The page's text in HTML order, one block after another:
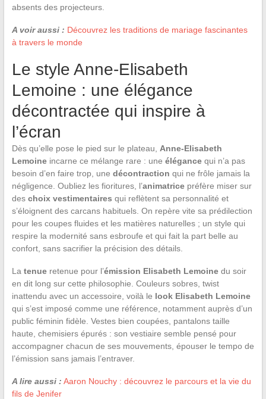
absents des projecteurs.
A voir aussi : Découvrez les traditions de mariage fascinantes
à travers le monde
Le style Anne-Elisabeth
Lemoine : une élégance
décontractée qui inspire à
l’écran
Dès qu’elle pose le pied sur le plateau, Anne-Elisabeth
Lemoineincarne ce mélange rare : une élégancequi n’a pas
besoin d’en faire trop, une décontraction qui ne frôle jamais la
négligence. Oubliez les fioritures, l’animatricepréfère miser sur
des choix vestimentaires qui reflètent sa personnalité et
s’éloignent des carcans habituels. On repère vite sa prédilection
pour les coupes fluides et les matières naturelles ; un style qui
respire la modernité sans esbroufe et qui fait la part belle au
confort, sans sacrifier la précision des détails.
La tenueretenue pour l’émission Elisabeth Lemoinedu soir
en dit long sur cette philosophie. Couleurs sobres, twist
inattendu avec un accessoire, voilà le look Elisabeth Lemoine
qui s’est imposé comme une référence, notamment auprès d’un
public féminin fidèle. Vestes bien coupées, pantalons taille
haute, chemisiers épurés : son vestiaire semble pensé pour
accompagner chacun de ses mouvements, épouser le tempo de
l’émission sans jamais l’entraver.
A lire aussi : Aaron Nouchy : découvrez le parcours et la vie du
fils de Jenifer